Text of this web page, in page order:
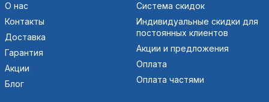
О нас
Контакты
Доставка
Гарантия
Акции
Блог
Система скидок
Индивидуальные скидки для
постоянных клиентов
Акции и предложения
Оплата
Оплата частями